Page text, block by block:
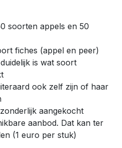
soorten appels en 50
fiches (appel en peer)
is wat soort
ook zelf zijn of haar
aangekocht
aanbod. Dat kan ter
(1 euro per stuk)